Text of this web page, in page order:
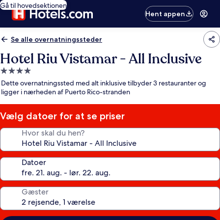
Gå til hovedsektionen
Hent appen
Se alle overnatningssteder
Hotel Riu Vistamar - All Inclusive
4.0-
stjernet
overnatningssted
Dette overnatningssted med alt inklusive tilbyder 3 restauranter og
ligger i nærheden af Puerto Rico-stranden
Vælg datoer for at se priser
Hvor skal du hen?
Datoer
Gæster